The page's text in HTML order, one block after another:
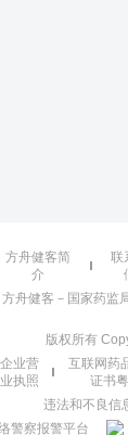
方舟健客简
介
联
方舟健客－国家药监
版权所有
企业营
业执照
互联网药
证书
违法和不良信